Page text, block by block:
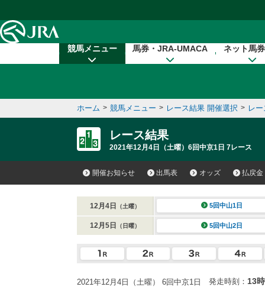
競馬メニュー 馬券・JRA-UMACA ネット馬
ホーム > 競馬メニュー > レース結果 開催選択 > レ
レース結果
2021年12月4日（土曜）6回中京1日 7レース
開催お知らせ 出馬表 オッズ 払戻金
12月4日 （土曜） 5回中山1日
12月5日 （日曜） 5回中山2日
2021年12月4日（土曜） 6回中京1日 発走時刻： 13